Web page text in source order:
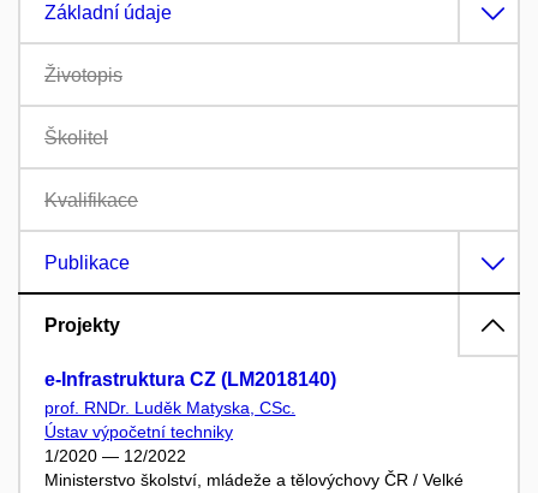
Základní údaje
Životopis
Školitel
Kvalifikace
Publikace
Projekty
e-Infrastruktura CZ (LM2018140)
prof. RNDr. Luděk Matyska, CSc.
Ústav výpočetní techniky
1/2020 — 12/2022
Ministerstvo školství, mládeže a tělovýchovy ČR / Velké